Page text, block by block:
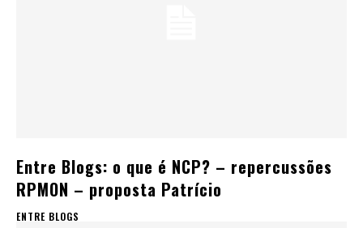
Entre Blogs: o que é NCP? – repercussões
RPMON – proposta Patrício
ENTRE BLOGS